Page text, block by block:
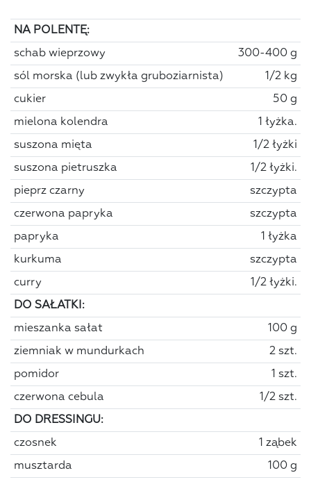
NA POLENTĘ:
schab wieprzowy 300-400 g
sól morska (lub zwykła gruboziarnista) 1/2 kg
cukier 50 g
mielona kolendra 1 łyżka.
suszona mięta 1/2 łyżki
suszona pietruszka 1/2 łyżki.
pieprz czarny szczypta
czerwona papryka szczypta
papryka 1 łyżka
kurkuma szczypta
curry 1/2 łyżki.
DO SAŁATKI:
mieszanka sałat 100 g
ziemniak w mundurkach 2 szt.
pomidor 1 szt.
czerwona cebula 1/2 szt.
DO DRESSINGU:
czosnek 1 ząbek
musztarda 100 g